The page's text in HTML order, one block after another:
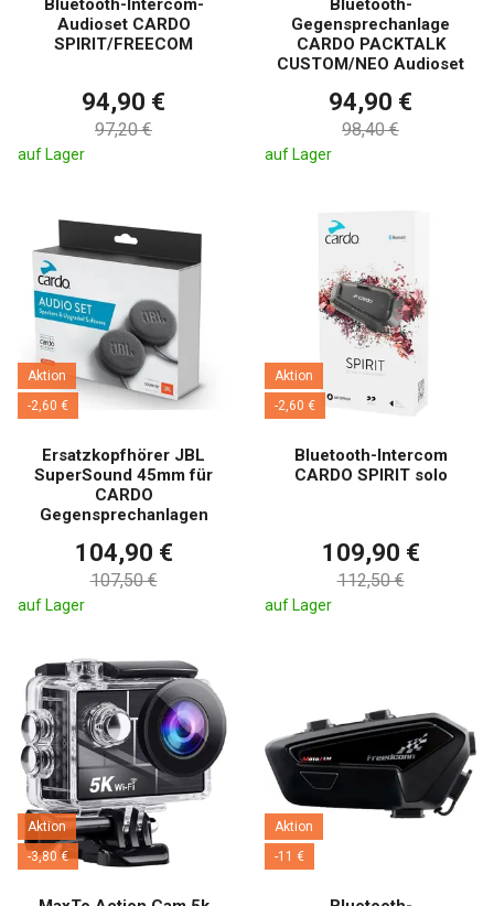
Bluetooth-Intercom-
Audioset CARDO
SPIRIT/FREECOM
94,90 €
97,20 €
auf Lager
Bluetooth-
Gegensprechanlage
CARDO PACKTALK
CUSTOM/NEO Audioset
94,90 €
98,40 €
auf Lager
Aktion
-2,60 €
Ersatzkopfhörer JBL
SuperSound 45mm für
CARDO
Gegensprechanlagen
104,90 €
107,50 €
auf Lager
Aktion
-2,60 €
Bluetooth-Intercom
CARDO SPIRIT solo
109,90 €
112,50 €
auf Lager
Aktion
-3,80 €
Aktion
-11 €